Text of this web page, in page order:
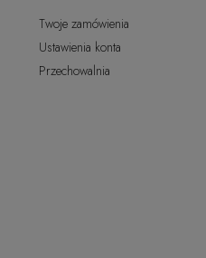
Twoje zamówienia
Ustawienia konta
Przechowalnia